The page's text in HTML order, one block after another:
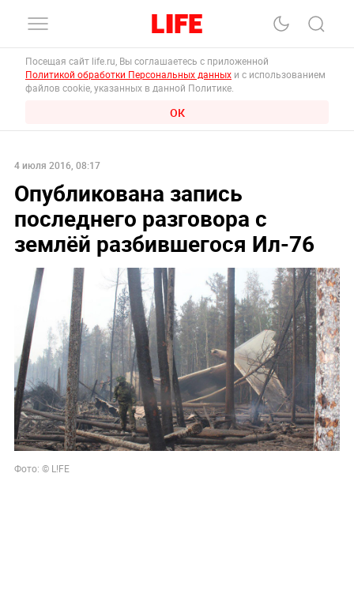
Посещая сайт life.ru, Вы соглашаетесь с приложенной
Политикой обработки Персональных данных и с использованием
файлов cookie, указанных в данной Политике.
ОК
4 июля 2016, 08:17
Опубликована запись
последнего разговора с
землёй разбившегося Ил-76
Фото: © L!FE